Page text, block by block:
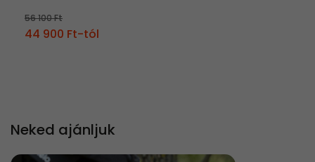
56 100 Ft
44 900 Ft-tól
Neked ajánljuk